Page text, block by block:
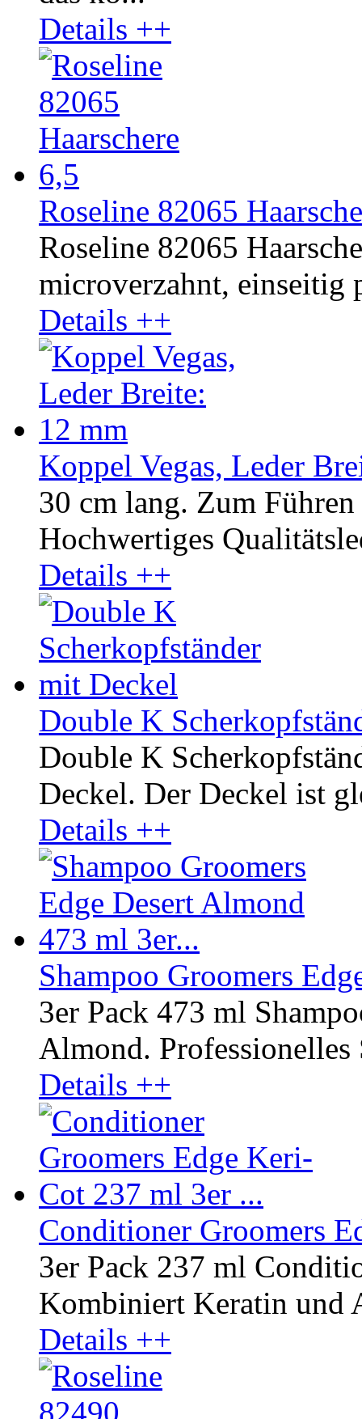
Details ++
Roseline 82065
Roseline 82065
microverzahnt, einseitig
Details ++
Koppel Vegas, Leder
30 cm lang. Zum
Hochwertiges
Details ++
Double K
Double K
Deckel. Der Deckel ist
Details ++
Shampoo Groomers
3er Pack 473 ml
Almond. Professionelles
Details ++
Conditioner Groomers
3er Pack 237 ml
Kombiniert Keratin und
Details ++